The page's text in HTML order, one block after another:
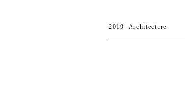
2019 Architecture